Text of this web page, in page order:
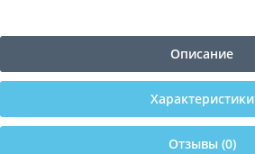
Описание
Характеристики
Отзывы (0)